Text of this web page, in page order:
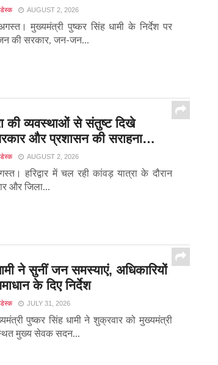
डेस्क AUGUST 2, 2026
मुख्यमंत्री पुष्कर सिंह धामी के निर्देश पर
की सरकार, जन-जन...
की व्यवस्थाओं से संतुष्ट दिखे
और प्रशासन की सराहना…
डेस्क AUGUST 2, 2026
हरिद्वार में चल रही कांवड़ यात्रा के दौरान
और जिला...
ने सुनीं जन समस्याएं, अधिकारियों
के दिए निर्देश
डेस्क JULY 31, 2026
पुष्कर सिंह धामी ने शुक्रवार को मुख्यमंत्री
मुख्य सेवक सदन...